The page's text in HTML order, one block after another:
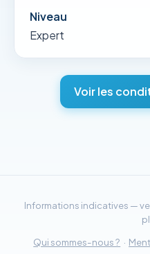
Niveau
Expert
Voir les
Informations indicatives —
Qui sommes-nous ? ·